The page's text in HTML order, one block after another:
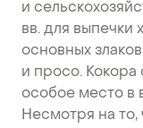
и
вв. для выпечки
основных
и просо. Кокора
особое место в
Несмотря на то,